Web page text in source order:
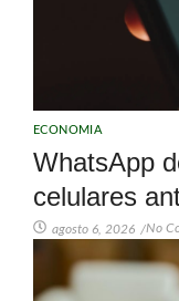
ECONOMIA
WhatsApp
celulares
agosto 6, 2026 /No